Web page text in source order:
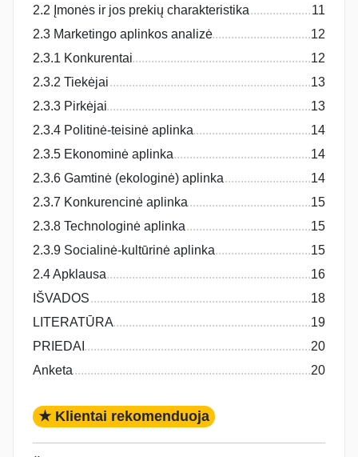
2.2 Įmonės ir jos prekių charakteristika
11
2.3 Marketingo aplinkos analizė
12
2.3.1 Konkurentai
12
2.3.2 Tiekėjai
13
2.3.3 Pirkėjai
13
2.3.4 Politinė-teisinė aplinka
14
2.3.5 Ekonominė aplinka
14
2.3.6 Gamtinė (ekologinė) aplinka
14
2.3.7 Konkurencinė aplinka
15
2.3.8 Technologinė aplinka
15
2.3.9 Socialinė-kultūrinė aplinka
15
2.4 Apklausa
16
IŠVADOS
18
LITERATŪRA
19
PRIEDAI
20
Anketa
20
★ Klientai rekomenduoja